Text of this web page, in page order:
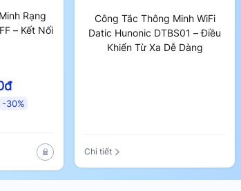
Rạng
– Kết Nối
-30%
Công Tắc Thông Minh WiFi
Datic Hunonic DTBS01 – Điều
Khiển Từ Xa Dễ Dàng
Chi tiết